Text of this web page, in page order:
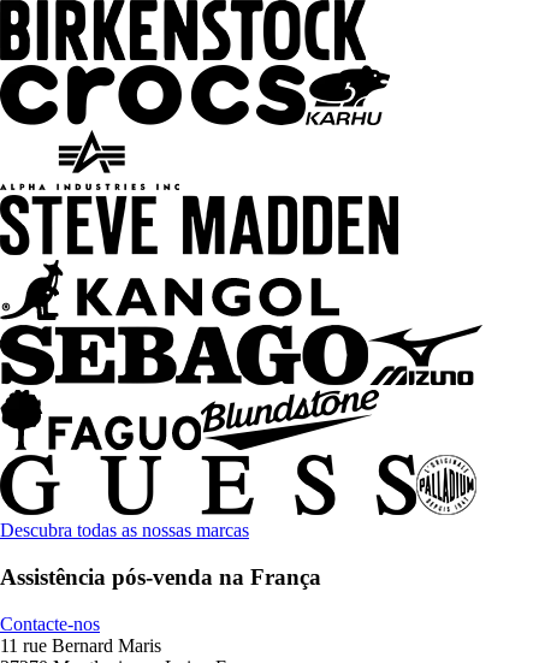
Descubra todas as nossas marcas
Assistência pós-venda na França
Contacte-nos
11 rue Bernard Maris